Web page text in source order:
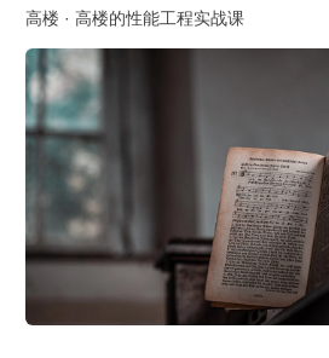
高楼 · 高楼的性能工程实战课